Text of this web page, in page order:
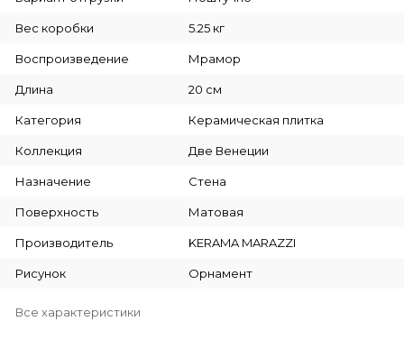
Вес коробки 5.25 кг
Воспроизведение Мрамор
Длина 20 см
Категория Керамическая плитка
Коллекция Две Венеции
Назначение Стена
Поверхность Матовая
Производитель KERAMA MARAZZI
Рисунок Орнамент
Все характеристики